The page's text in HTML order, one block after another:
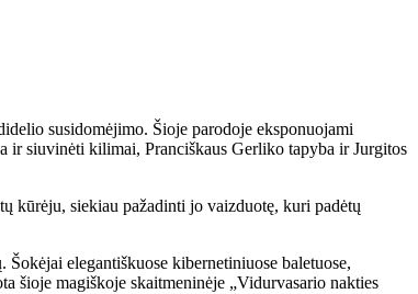
susidomėjimo. Šioje parodoje eksponuojami
ir siuvinėti kilimai, Pranciškaus Gerliko tapyba ir Jurgitos
kūrėju, siekiau pažadinti jo vaizduotę, kuri padėtų
elegantiškuose kibernetiniuose baletuose,
šioje magiškoje skaitmeninėje „Vidurvasario nakties